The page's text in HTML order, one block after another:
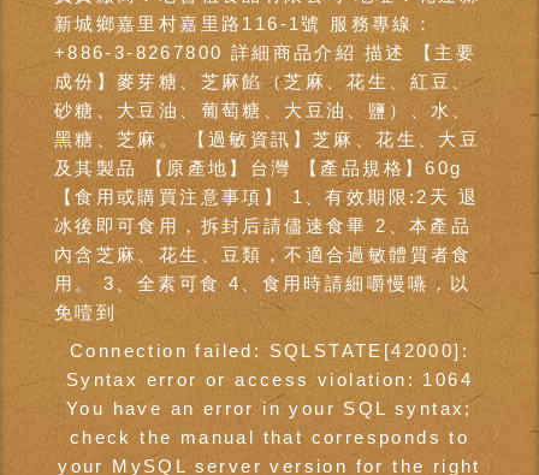
新城鄉嘉里村嘉里路116-1號 服務專線：
+886-3-8267800 詳細商品介紹 描述 【主要
成份】麥芽糖、芝麻餡（芝麻、花生、紅豆、
砂糖、大豆油、葡萄糖、大豆油、鹽）、水、
黑糖、芝麻。 【過敏資訊】芝麻、花生、大豆
及其製品 【原產地】台灣 【產品規格】60g
【食用或購買注意事項】 1、有效期限:2天 退
冰後即可食用，拆封后請儘速食畢 2、本產品
內含芝麻、花生、豆類，不適合過敏體質者食
用。 3、全素可食 4、食用時請細嚼慢嚥，以
免噎到
Connection failed: SQLSTATE[42000]:
Syntax error or access violation: 1064
You have an error in your SQL syntax;
check the manual that corresponds to
your MySQL server version for the right